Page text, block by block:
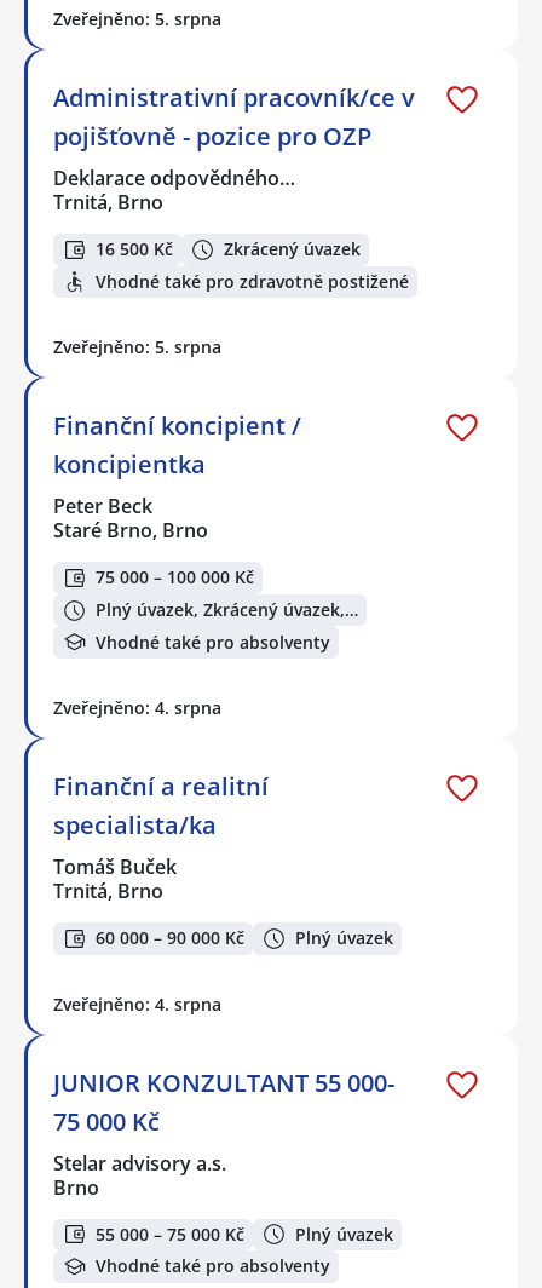
Zveřejněno: 5. srpna
Administrativní pracovník/ce v
pojišťovně - pozice pro OZP
Deklarace odpovědného…
Trnitá, Brno
16 500 Kč
Zkrácený úvazek
Vhodné také pro zdravotně postižené
Zveřejněno: 5. srpna
Finanční koncipient /
koncipientka
Peter Beck
Staré Brno, Brno
75 000 – 100 000 Kč
Plný úvazek, Zkrácený úvazek,…
Vhodné také pro absolventy
Zveřejněno: 4. srpna
Finanční a realitní
specialista/ka
Tomáš Buček
Trnitá, Brno
60 000 – 90 000 Kč Plný úvazek
Zveřejněno: 4. srpna
JUNIOR KONZULTANT 55 000-
75 000 Kč
Stelar advisory a.s.
Brno
55 000 – 75 000 Kč
Plný úvazek
Vhodné také pro absolventy